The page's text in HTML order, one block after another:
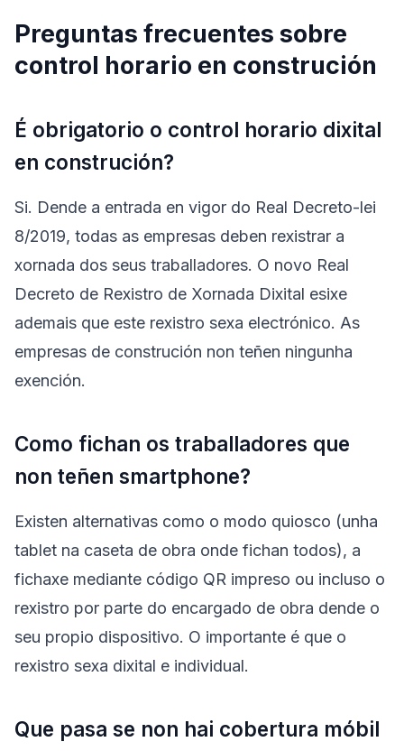
Preguntas frecuentes sobre
control horario en construción
É obrigatorio o control horario dixital
en construción?
Si. Dende a entrada en vigor do Real Decreto-lei
8/2019, todas as empresas deben rexistrar a
xornada dos seus traballadores. O novo Real
Decreto de Rexistro de Xornada Dixital esixe
ademais que este rexistro sexa electrónico. As
empresas de construción non teñen ningunha
exención.
Como fichan os traballadores que
non teñen smartphone?
Existen alternativas como o modo quiosco (unha
tablet na caseta de obra onde fichan todos), a
fichaxe mediante código QR impreso ou incluso o
rexistro por parte do encargado de obra dende o
seu propio dispositivo. O importante é que o
rexistro sexa dixital e individual.
Que pasa se non hai cobertura móbil